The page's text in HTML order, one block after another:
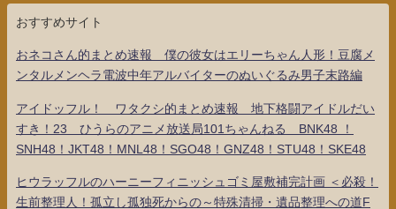
おすすめサイト
おネコさん的まとめ速報 僕の彼女はエリーちゃん人形！豆腐メ
ンタルメンヘラ電波中年アルバイターのぬいぐるみ男子末路編
アイドッフル！ ワタクシ的まとめ速報 地下格闘アイドルだい
すき！23 ひうらのアニメ放送局101ちゃんねる BNK48 ！
SNH48！JKT48！MNL48！SGO48！GNZ48！STU48！SKE48
ヒウラッフルのハーニーフィニッシュゴミ屋敷補完計画 ＜必殺！
生前整理人！孤立し孤独死からの～特殊清掃・遺品整理への道F